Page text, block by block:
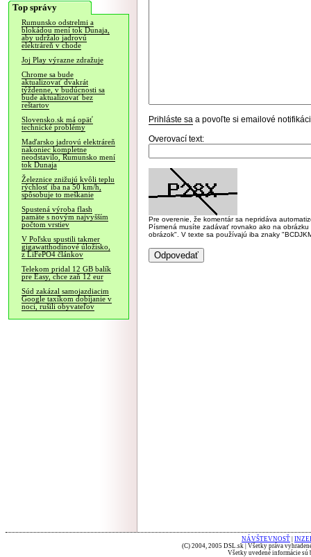
Top správy
Rumunsko odstrelmi a
blokádou mení tok Dunaja,
aby udržalo jadrovú
elektráreň v chode
Joj Play výrazne zdražuje
Chrome sa bude
aktualizovať dvakrát
týždenne, v budúcnosti sa
bude aktualizovať bez
reštartov
Slovensko.sk má opäť
technické problémy
Maďarsko jadrovú elektráreň
nakoniec kompletne
neodstavilo, Rumunsko mení
tok Dunaja
Železnice znižujú kvôli teplu
rýchlosť iba na 50 km/h,
spôsobuje to meškanie
Spustená výroba flash
pamäte s novým najvyšším
počtom vrstiev
V Poľsku spustili takmer
gigawatthodinové úložisko,
z LiFePO4 článkov
Telekom pridal 12 GB balík
pre Easy, chce zaň 12 eur
Súd zakázal samojazdiacim
Google taxíkom dobíjanie v
noci, rušili obyvateľov
Prihláste sa a povoľte si emailové
Overovací text:
Pre overenie, že komentár sa nepridáva
Písmená musíte zadávať rovnako ako na
obrázok". V texte sa používajú iba znaky
NÁVŠTEVNOSŤ
(C) 2004, 2005 DSL.sk | Všetky práva
Všetky uvedené informácie sú